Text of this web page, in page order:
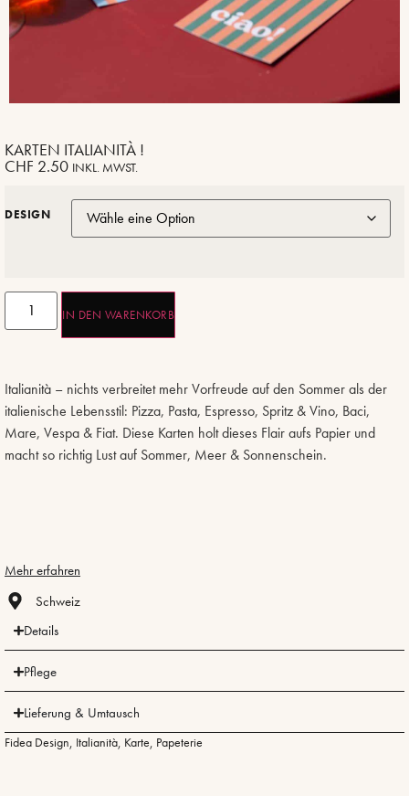
KARTEN ITALIANITÀ !
CHF 2.50 INKL. MWST.
DESIGN
IN DEN WARENKORB
Italianità – nichts verbreitet mehr Vorfreude auf den Sommer als der
italienische Lebensstil: Pizza, Pasta, Espresso, Spritz & Vino, Baci,
Mare, Vespa & Fiat. Diese Karten holt dieses Flair aufs Papier und
macht so richtig Lust auf Sommer, Meer & Sonnenschein.
Mehr erfahren
Schweiz
Details
Pflege
Lieferung & Umtausch
Fidea Design, Italianità, Karte, Papeterie